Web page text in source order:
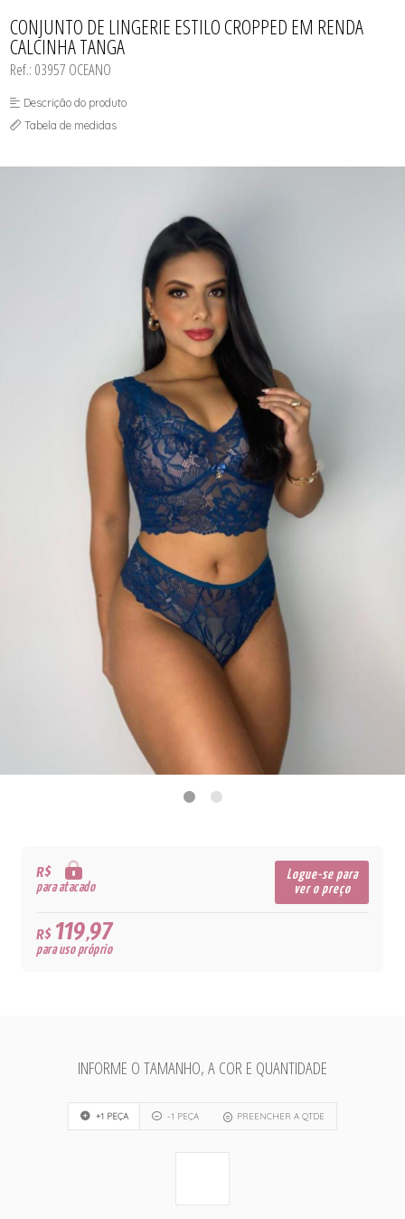
CONJUNTO
CONJUNTO BIQUÍNI
MAIÔ
PIJAMA DE VERÃO
ROBE
TOP
CONJUNTO DE LINGERIE ESTILO CROPPED EM RENDA
CALCINHA TANGA
Ref.: 03957 OCEANO
Descrição do produto
Tabela de medidas
R$
para atacado
Logue-se para
ver o preço
R$119,97
para uso próprio
INFORME O TAMANHO, A COR E QUANTIDADE
+1 PEÇA -1 PEÇA PREENCHER A QTDE